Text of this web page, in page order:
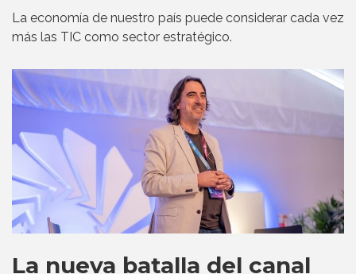
La economía de nuestro país puede considerar cada vez
más las TIC como sector estratégico.
La nueva batalla del canal